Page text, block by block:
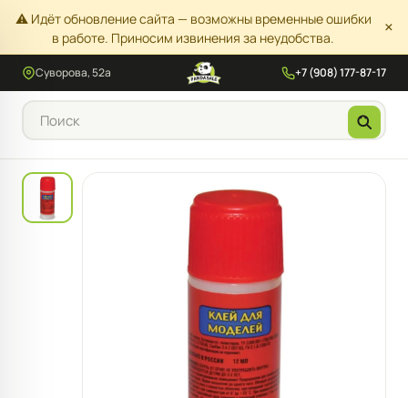
⚠️ Идёт обновление сайта — возможны временные ошибки
в работе. Приносим извинения за неудобства.
×
Суворова, 52а +7 (908) 177-87-17